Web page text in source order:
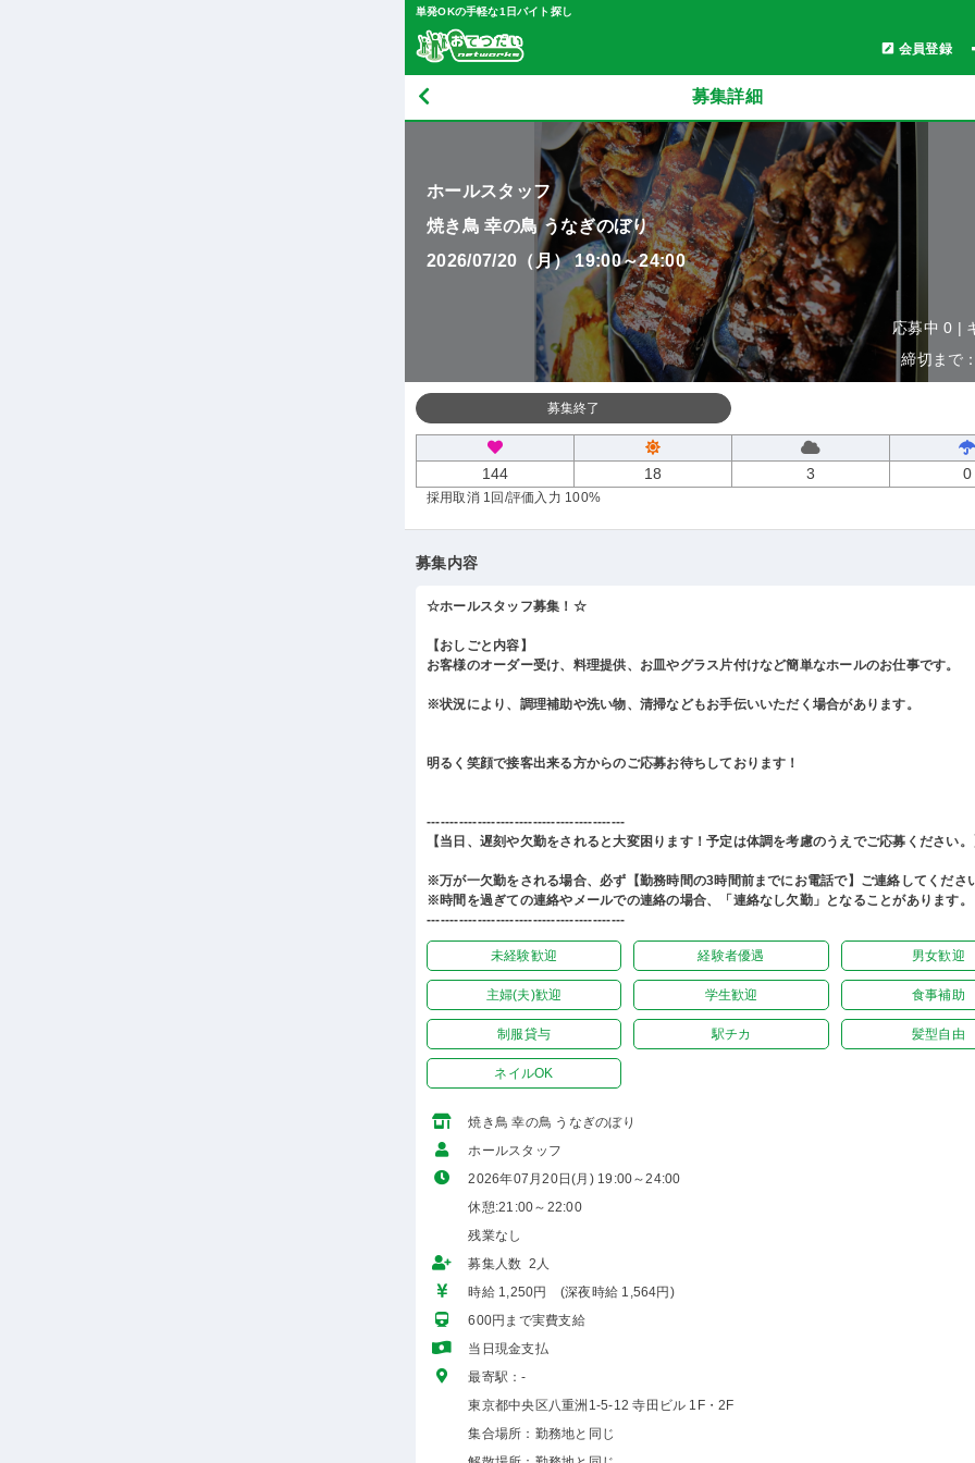
単発OKの手軽な1日バイト探し
会員登録
募集詳細
ホールスタッフ
焼き鳥 幸の鳥 うなぎのぼり
2026/07/20（月） 19:00～24:00
応募中 0 |
締切まで
募集終了
144 18 3 0
採用取消 1回 /評価入力 100%
募集内容
☆ホールスタッフ募集！☆
【おしごと内容】
お客様のオーダー受け、料理提供、お皿やグラス片付けなど簡単なホールのお仕事です。
※状況により、調理補助や洗い物、清掃などもお手伝いいただく場合があります。
明るく笑顔で接客出来る方からのご応募お待ちしております！
-------------------------------------------
【当日、遅刻や欠勤をされると大変困ります！予定は体調を考慮のうえでご応募ください
※万が一欠勤をされる場合、必ず【勤務時間の3時間前までにお電話で】ご連絡してくださ
※時間を過ぎての連絡やメールでの連絡の場合、「連絡なし欠勤」となることがあります。
-------------------------------------------
未経験歓迎 経験者優遇 男女歓迎
主婦(夫)歓迎 学生歓迎 食事補助
制服貸与 駅チカ 髪型自由
ネイルOK
焼き鳥 幸の鳥 うなぎのぼり
ホールスタッフ
2026年07月20日(月) 19:00～24:00
休憩:21:00～22:00
残業なし
募集人数 2人
時給 1,250円 (深夜時給 1,564円)
600円まで実費支給
当日現金支払
最寄駅：-
東京都中央区八重洲1-5-12 寺田ビル 1F・2F
集合場所：勤務地と同じ